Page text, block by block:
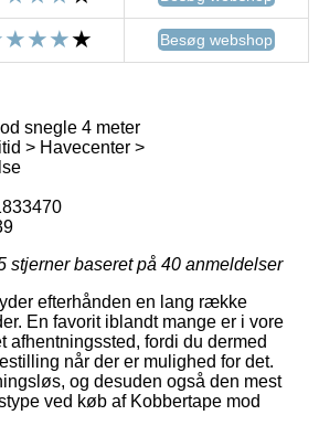
Besøg webshop
snegle 4 meter
> Havecenter >
stjerner baseret på 40 anmeldelser
efterhånden en lang række
En favorit iblandt mange er i vore
afhentningssted, fordi du dermed
når der er mulighed for det.
og desuden også den mest
ved køb af Kobbertape mod